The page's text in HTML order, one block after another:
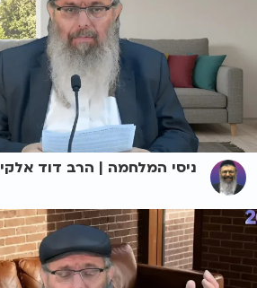
ניסי המלחמה | הרב דוד